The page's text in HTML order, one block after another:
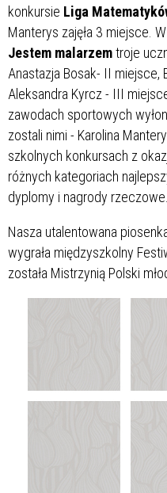
konkursie Liga
Manterys zajęła 3 miejsce.
Jestem malarzemtroje
Anastazja Bosak- II miejsce,
Aleksandra Kyrcz - III
zawodach sportowych
zostali nimi - Karolina
szkolnych konkursach z
różnych kategoriach
dyplomy i nagrody rzeczowe.
Nasza utalentowana
wygrała międzyszkolny
została Mistrzynią Polski